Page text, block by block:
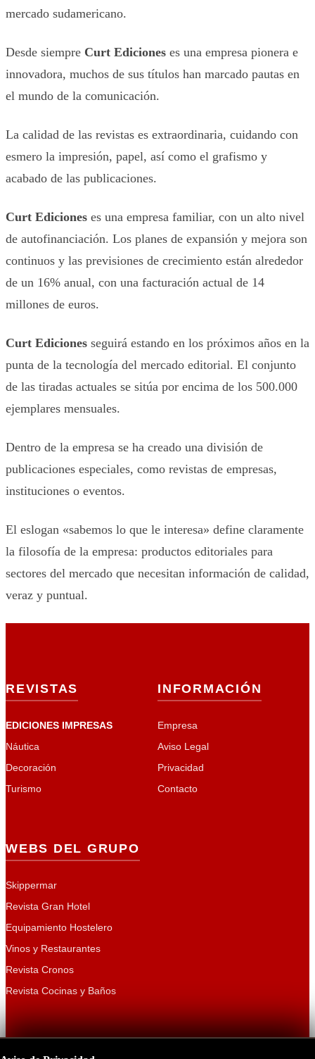
mercado sudamericano.
Desde siempre Curt Ediciones es una empresa pionera e
innovadora, muchos de sus títulos han marcado pautas en
el mundo de la comunicación.
La calidad de las revistas es extraordinaria, cuidando con
esmero la impresión, papel, así como el grafismo y
acabado de las publicaciones.
Curt Ediciones es una empresa familiar, con un alto nivel
de autofinanciación. Los planes de expansión y mejora son
continuos y las previsiones de crecimiento están alrededor
de un 16% anual, con una facturación actual de 14
millones de euros.
Curt Ediciones seguirá estando en los próximos años en la
punta de la tecnología del mercado editorial. El conjunto
de las tiradas actuales se sitúa por encima de los 500.000
ejemplares mensuales.
Dentro de la empresa se ha creado una división de
publicaciones especiales, como revistas de empresas,
instituciones o eventos.
El eslogan «sabemos lo que le interesa» define claramente
la filosofía de la empresa: productos editoriales para
sectores del mercado que necesitan información de calidad,
veraz y puntual.
REVISTAS
EDICIONES IMPRESAS
Náutica
Decoración
Turismo
INFORMACIÓN
Empresa
Aviso Legal
Privacidad
Contacto
WEBS DEL GRUPO
Skippermar
Revista Gran Hotel
Equipamiento Hostelero
Vinos y Restaurantes
Revista Cronos
Revista Cocinas y Baños